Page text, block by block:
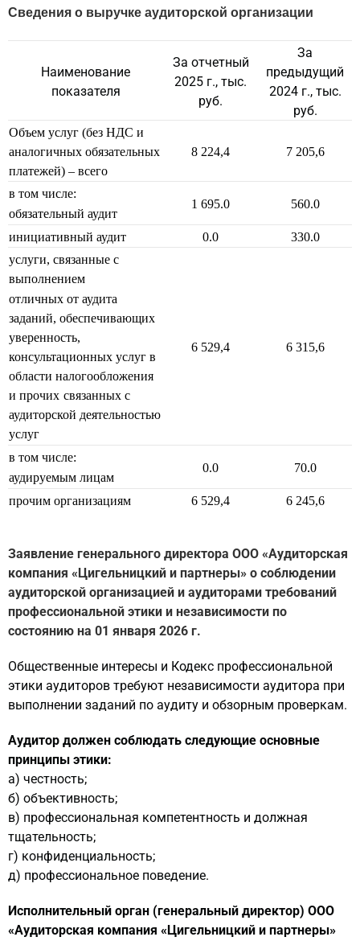
Сведения о выручке аудиторской организации
Наименование
показателя
За отчетный
2025 г., тыс.
руб.
За
предыдущий
2024 г., тыс.
руб.
Объем услуг (без НДС и
аналогичных обязательных
платежей) – всего
8 224,4 7 205,6
в том числе:
обязательный аудит
1 695.0 560.0
инициативный аудит 0.0
330.0
услуги, связанные с
выполнением
отличных от аудита
заданий, обеспечивающих
уверенность,
консультационных услуг в
области налогообложения
и прочих связанных с
аудиторской деятельностью
услуг
6 529,4 6 315,6
в том числе:
аудируемым лицам
0.0 70.0
прочим организациям 6 529,4 6 245,6
Заявление генерального директора ООО «Аудиторская
компания «Цигельницкий и партнеры» о соблюдении
аудиторской организацией и аудиторами требований
профессиональной этики и независимости по
состоянию на 01 января 2026 г.
Общественные интересы и Кодекс профессиональной
этики аудиторов требуют независимости аудитора при
выполнении заданий по аудиту и обзорным проверкам.
Аудитор должен соблюдать следующие основные
принципы этики:
а) честность;
б) объективность;
в) профессиональная компетентность и должная
тщательность;
г) конфиденциальность;
д) профессиональное поведение.
Исполнительный орган (генеральный директор) ООО
«Аудиторская компания «Цигельницкий и партнеры»